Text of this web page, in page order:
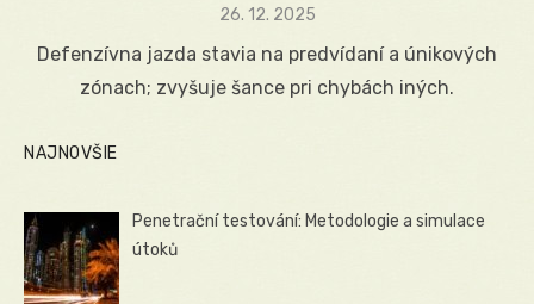
Posted
26. 12. 2025
Defenzívna jazda stavia na predvídaní a únikových
zónach; zvyšuje šance pri chybách iných.
NAJNOVŠIE
Penetrační testování: Metodologie a simulace
útoků